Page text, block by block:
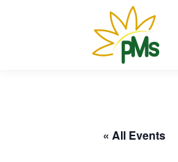
« All Events